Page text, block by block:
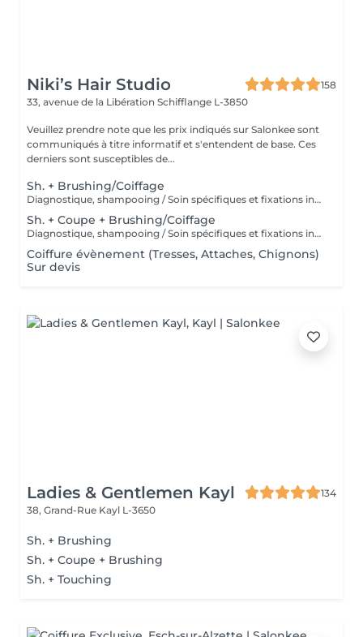
Niki’s Hair Studio
158
33, avenue de la Libération Schifflange L-3850
Veuillez prendre note que les prix indiqués sur Salonkee sont
communiqués à titre informatif et s'entendent de base. Ces
derniers sont susceptibles de...
Sh. + Brushing/Coiffage
Diagnostique, shampooing / Soin spécifiques et fixations inclus
Sh. + Coupe + Brushing/Coiffage
Diagnostique, shampooing / Soin spécifiques et fixations inclus
Coiffure évènement (Tresses, Attaches, Chignons)
Sur devis
Ladies & Gentlemen Kayl
134
38, Grand-Rue Kayl L-3650
Sh. + Brushing
Sh. + Coupe + Brushing
Sh. + Touching